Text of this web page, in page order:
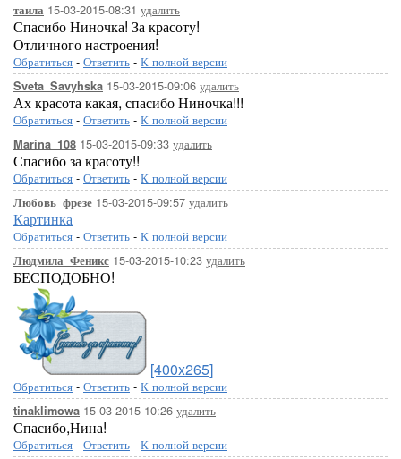
таила 15-03-2015-08:31 удалить
Спасибо Ниночка! За красоту!
Отличного настроения!
Обратиться - Ответить - К полной версии
Sveta_Savyhska 15-03-2015-09:06 удалить
Ах красота какая, спасибо Ниночка!!!
Обратиться - Ответить - К полной версии
Marina_108 15-03-2015-09:33 удалить
Спасибо за красоту!!
Обратиться - Ответить - К полной версии
Любовь_фрезе 15-03-2015-09:57 удалить
Картинка
Обратиться - Ответить - К полной версии
Людмила_Феникс 15-03-2015-10:23 удалить
БЕСПОДОБНО!
[400x265]
Обратиться - Ответить - К полной версии
tinaklimowa 15-03-2015-10:26 удалить
Спасибо,Нина!
Обратиться - Ответить - К полной версии